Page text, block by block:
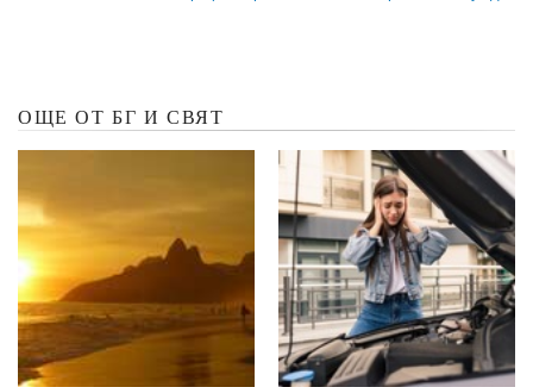
ОЩЕ ОТ БГ И СВЯТ